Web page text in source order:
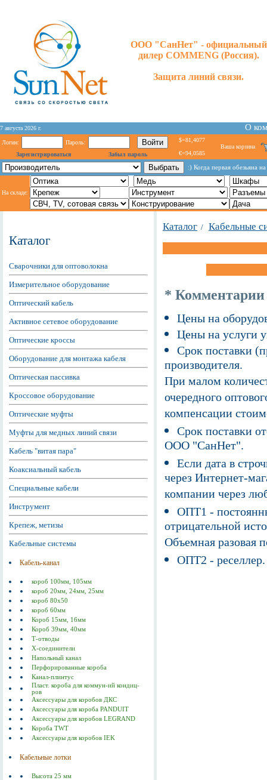
ООО "СанНет" - официальный
дилер COMMENG (Россия).
Защита линий связи.
7 августа 2026 г. О
Логин:
Пароль:
Зарегистрироваться
Забыл пароль
$=81,4077
€=94,0585
Ваша корзина
:) Когда первая обезьяна
На складе:
Каталог
Сварочники для оптоволокна
Измерительное оборудование
Оптический кабель
Активное сетевое оборудование
Оптические кроссы
Оборудование для монтажа кабеля
Оптическая пассивка
Кроссовое оборудование
Оптические муфты
Муфты для медных линий связи
Кабель "витая пара"
Коаксиальный кабель
Специальные кабели
Инструмент
Крепеж, метизы
Кабельные системы
Кабель-канал
короб 100мм, 105мм
короб 20мм, 24мм, 25мм
короб 80х50
короб 60мм
Короб 15мм, 16мм
Короб 39мм, 40мм
Т-отводы
Х-соединители
Напольный канал
Перфорированные короба
Канал-плинтус
Пласт. короба для коммун-ий кондиц-
ров
Аксессуары для коробов ДКС
Аксессуары для короба PANDUIT
Аксессуары для коробов LEGRAND
Короба TWT
Аксессуары для коробов IEK
Кабельные лотки
Высота 25 мм
Каталог / Кабельные
* Комментарии
Цены на
Цены на услуги
Срок поставки
производителя.
При малом
очередного
компенсации
Срок поставки
ООО "СанНет".
Если дата в
через Интернет-
компании через
ОПТ1 -
отрицательной
Объемная разовая
ОПТ2 -